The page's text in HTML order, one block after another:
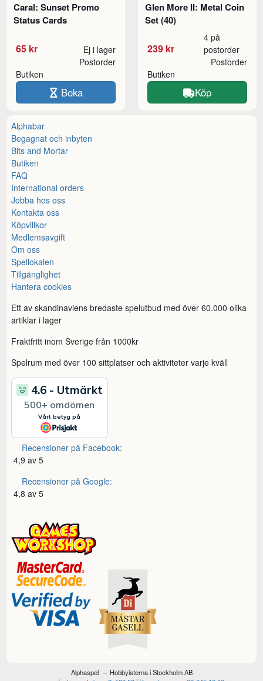
Caral: Sunset Promo
Status Cards
65 kr Ej i lager
Butiken
Postorder
Boka
Glen More II: Metal Coin
Set (40)
239 kr
4 på
postorder
Butiken
Postorder
Köp
Alphabar
Begagnat och inbyten
Bits and Mortar
Butiken
FAQ
International orders
Jobba hos oss
Kontakta oss
Köpvillkor
Medlemsavgift
Om oss
Spellokalen
Tillgänglighet
Hantera cookies
Ett av skandinaviens bredaste spelutbud med över 60.000 olika
artiklar i lager
Fraktfritt inom Sverige från 1000kr
Spelrum med över 100 sittplatser och aktiviteter varje kväll
Recensioner på Facebook:
4,9 av 5
Recensioner på Google:
4,8 av 5
Alphaspel
Hobbyisterna i Stockholm AB